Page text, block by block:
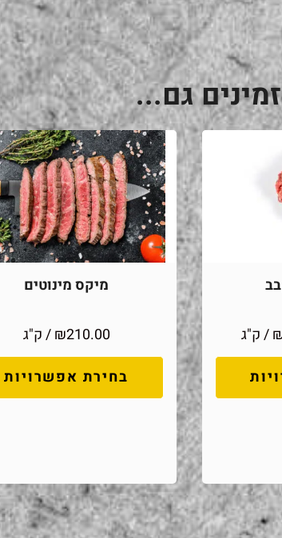
גם...
/ ק"ג
מיקס מינוטים
₪210.00
/ ק"ג
בחירת אפשרויות